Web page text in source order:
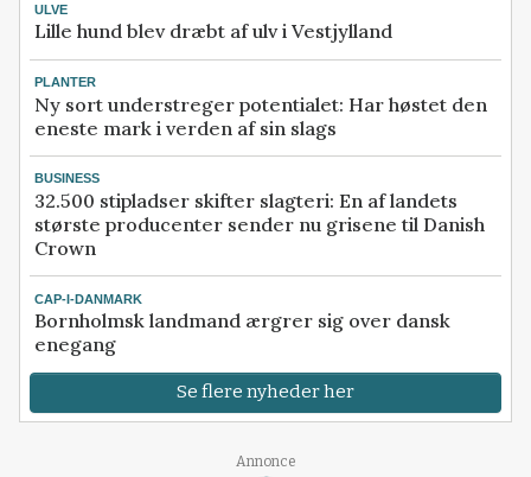
ULVE
Lille hund blev dræbt af ulv i Vestjylland
PLANTER
Ny sort understreger potentialet: Har høstet den
eneste mark i verden af sin slags
BUSINESS
32.500 stipladser skifter slagteri: En af landets
største producenter sender nu grisene til Danish
Crown
CAP-I-DANMARK
Bornholmsk landmand ærgrer sig over dansk
enegang
Se flere nyheder her
Annonce